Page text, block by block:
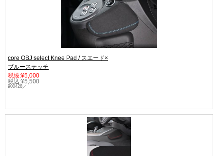
core OBJ select Knee Pad / スエード×
ブルーステッチ
税抜:¥5,000
税込:¥5,500
900428／